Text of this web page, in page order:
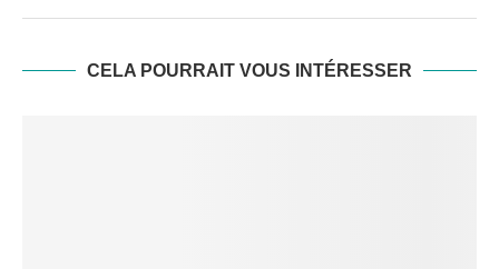
CELA POURRAIT VOUS INTÉRESSER